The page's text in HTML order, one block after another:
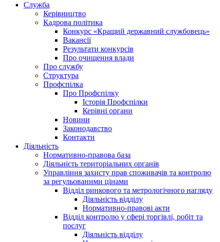
Служба
Керівництво
Кадрова політика
Конкурс «Кращий державний службовець»
Вакансії
Результати конкурсів
Про очищення влади
Про службу
Структура
Профспілка
Про Профспілку
Історія Профспілки
Керівні органи
Новини
Законодавство
Контакти
Діяльність
Нормативно-правова база
Діяльність територіальних органів
Управління захисту прав споживачів та контролю
за регульованими цінами
Відділ ринкового та метрологічного нагляду
Діяльність відділу
Нормативно-правові акти
Відділ контролю у сфері торгівлі, робіт та
послуг
Діяльність відділу